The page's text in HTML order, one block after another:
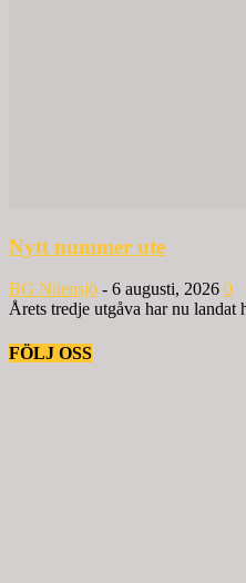
Nytt nummer ute
BG Nilensjö - 6 augusti, 2026 0
Årets tredje utgåva har nu landat
FÖLJ OSS